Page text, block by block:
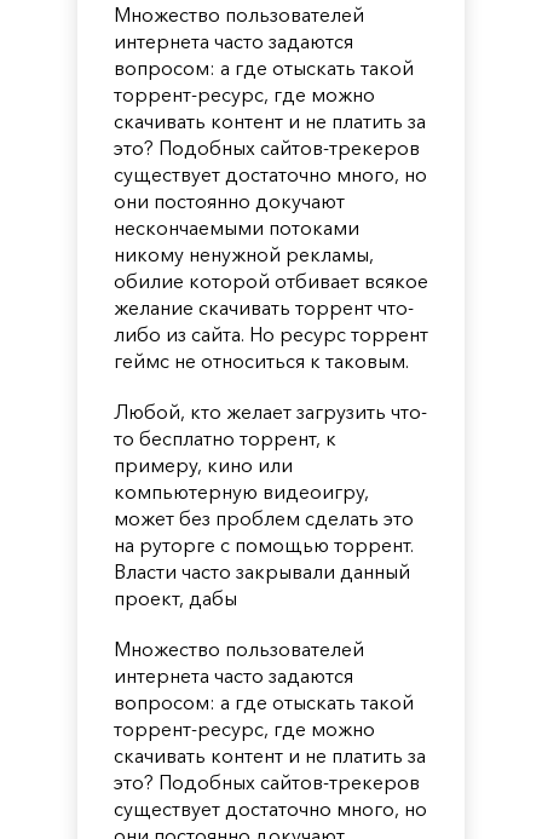
Множество пользователей
интернета часто задаются
вопросом: а где отыскать такой
торрент-ресурс, где можно
скачивать контент и не платить за
это? Подобных сайтов-трекеров
существует достаточно много, но
они постоянно докучают
нескончаемыми потоками
никому ненужной рекламы,
обилие которой отбивает всякое
желание скачивать торрент что-
либо из сайта. Но ресурс торрент
геймс не относиться к таковым.
Любой, кто желает загрузить что-
то бесплатно торрент, к
примеру, кино или
компьютерную видеоигру,
может без проблем сделать это
на руторге с помощью торрент.
Власти часто закрывали данный
проект, дабы
Множество пользователей
интернета часто задаются
вопросом: а где отыскать такой
торрент-ресурс, где можно
скачивать контент и не платить за
это? Подобных сайтов-трекеров
существует достаточно много, но